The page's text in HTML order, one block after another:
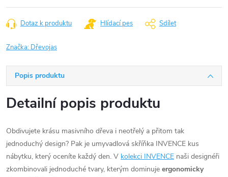
Dotaz k produktu Hlídací pes Sdílet
Značka: Dřevojas
Popis produktu
Detailní popis produktu
Obdivujete krásu masivního dřeva i neotřelý a přitom tak
jednoduchý design? Pak je umyvadlová skříňka INVENCE kus
nábytku, který oceníte každý den. V kolekci INVENCE naši designéři
zkombinovali jednoduché tvary, kterým dominuje ergonomicky